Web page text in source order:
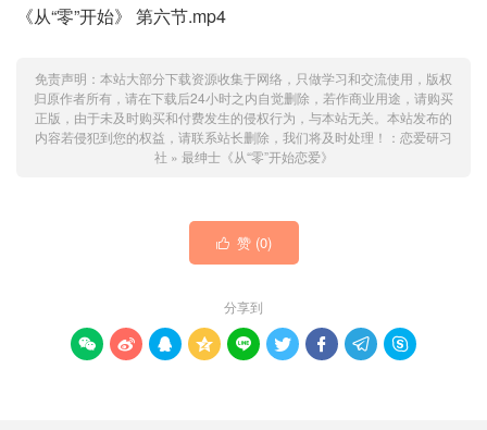
《从“零”开始》 第六节.mp4
免责声明：本站大部分下载资源收集于网络，只做学习和交流使用，版权
归原作者所有，请在下载后24小时之内自觉删除，若作商业用途，请购买
正版，由于未及时购买和付费发生的侵权行为，与本站无关。本站发布的
内容若侵犯到您的权益，请联系站长删除，我们将及时处理！： 恋爱研习
社 » 最绅士《从“零”开始恋爱》
 赞 (0)
分享到
        